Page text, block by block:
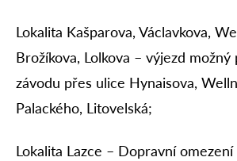
Lokalita Kašparova, Václavkova,
Brožíkova, Lolkova – výjezd
závodu přes ulice Hynaisova,
Palackého, Litovelská;
Lokalita Lazce – Dopravní